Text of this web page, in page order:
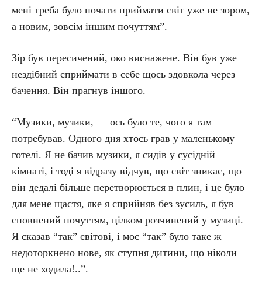
мені треба було почати приймати світ уже не зором,
а новим, зовсім іншим почуттям”.
Зір був пересичений, око виснажене. Він був уже
нездібний сприймати в себе щось здовкола через
бачення. Він прагнув іншого.
“Музики, музики, — ось було те, чого я там
потребував. Одного дня хтось грав у маленькому
готелі. Я не бачив музики, я сидів у сусідній
кімнаті, і тоді я відразу відчув, що світ зникає, що
він дедалі більше перетворюється в плин, і це було
для мене щастя, яке я сприйняв без зусиль, я був
сповнений почуттям, цілком розчинений у музиці.
Я сказав “так” світові, і моє “так” було таке ж
недоторкнено нове, як ступня дитини, що ніколи
ще не ходила!..”.